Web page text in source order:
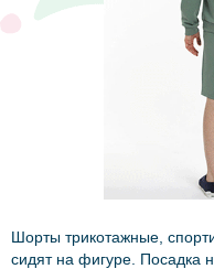
Шорты трикотажные,
сидят на фигуре. Посадка